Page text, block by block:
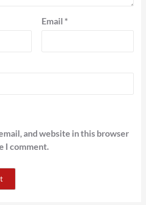
Email *
and website in this browser
I comment.